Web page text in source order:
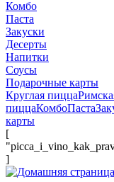
Комбо
Паста
Закуски
Десерты
Напитки
Соусы
Подарочные карты
Круглая пицца
пиццаКомбоПаста
карты
[
]